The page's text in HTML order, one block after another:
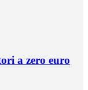
a zero euro